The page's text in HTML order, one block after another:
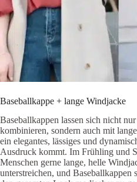
Baseballkappe + lange Windjacke
Baseballkappen lassen sich nicht
kombinieren, sondern auch mit
ein elegantes, lässiges und
Ausdruck kommt. Im Frühling und
Menschen gerne lange, helle
unterstreichen, und Baseballkappen